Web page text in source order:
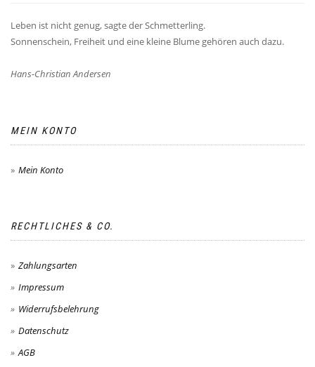
Leben ist nicht genug, sagte der Schmetterling.
Sonnenschein, Freiheit und eine kleine Blume gehören auch dazu.
Hans-Christian Andersen
MEIN KONTO
Mein Konto
RECHTLICHES & CO.
Zahlungsarten
Impressum
Widerrufsbelehrung
Datenschutz
AGB